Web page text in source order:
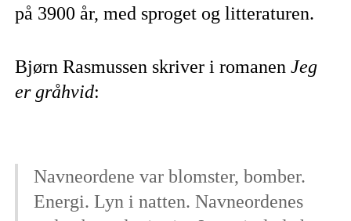
på 3900 år, med sproget og litteraturen.
Bjørn Rasmussen skriver i romanenJeg
er gråhvid:
Navneordene var blomster, bomber.
Energi. Lyn i natten. Navneordenes